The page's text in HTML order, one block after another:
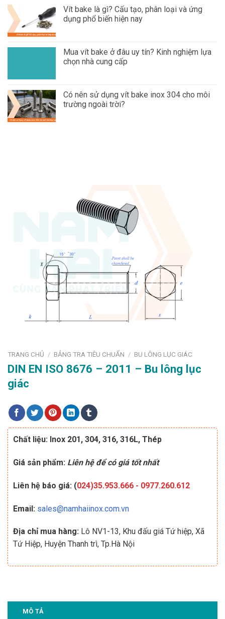
Vít bake là gì? Cấu tạo, phân loại và ứng
dụng phổ biến hiện nay
Mua vít bake ở đâu uy tín? Kinh nghiệm lựa
chọn nhà cung cấp
Có nên sử dụng vít bake inox 304 cho môi
trường ngoài trời?
TRANG CHỦ / BẢNG TRA TIÊU CHUẨN / BU LÔNG LỤC GIÁC
DIN EN ISO 8676 – 2011 – Bu lông lục
giác
Chất liệu: Inox 201, 304, 316, 316L, Thép
Giá sản phẩm: Liên hệ để có giá tốt nhất
Liên hệ báo giá: (024)35.953.666 - 0977.260.612
Email: sales@namhaiinox.com.vn
Địa chỉ mua hàng: Lô NV1-13, Khu đấu giá Tứ hiệp, Xã
Tứ Hiệp, Huyện Thanh trì, Tp.Hà Nội
MÔ TẢ